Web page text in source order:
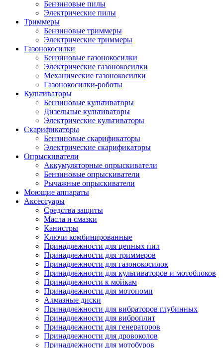
Бензиновые пилы
Электрические пилы
Триммеры
Бензиновые триммеры
Электрические триммеры
Газонокосилки
Бензиновые газонокосилки
Электрические газонокосилки
Механические газонокосилки
Газонокосилки-роботы
Культиваторы
Бензиновые культиваторы
Дизельные культиваторы
Электрические культиваторы
Скарификаторы
Бензиновые скарификаторы
Электрические скарификаторы
Опрыскиватели
Аккумуляторные опрыскиватели
Бензиновые опрыскиватели
Рычажные опрыскиватели
Моющие аппараты
Аксессуары
Средства защиты
Масла и смазки
Канистры
Ключи комбинированные
Принадлежности для цепных пил
Принадлежности для триммеров
Принадлежности для газонокосилок
Принадлежности для культиваторов и мотоблоков
Принадлежности к мойкам
Принадлежности для мотопомп
Алмазные диски
Принадлежности для вибраторов глубинных
Принадлежности для виброплит
Принадлежности для генераторов
Принадлежности для дровоколов
Принадлежности для мотобуров